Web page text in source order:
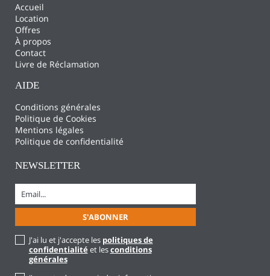
Accueil
Location
Offres
À propos
Contact
Livre de Réclamation
AIDE
Conditions générales
Politique de Cookies
Mentions légales
Politique de confidentialité
NEWSLETTER
J'ai lu et j'accepte les politiques de
confidentialité et lesconditions
générales